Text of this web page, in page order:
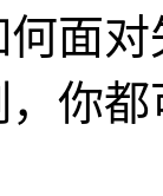
面
你